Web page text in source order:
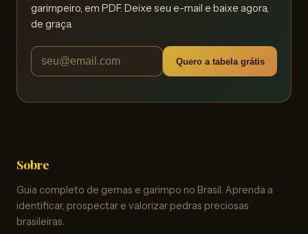
garimpeiro, em PDF. Deixe seu e-mail e baixe agora,
de graça.
Quero a tabela grátis
Sobre
Guia completo de gemas e garimpo no Brasil. Aprenda a
identificar, prospectar e valorizar pedras preciosas
brasileiras.